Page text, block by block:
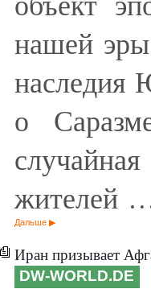
нашей
о
жителей
Дальше
Иран призывает Афганистан
DW-WORLD.DE